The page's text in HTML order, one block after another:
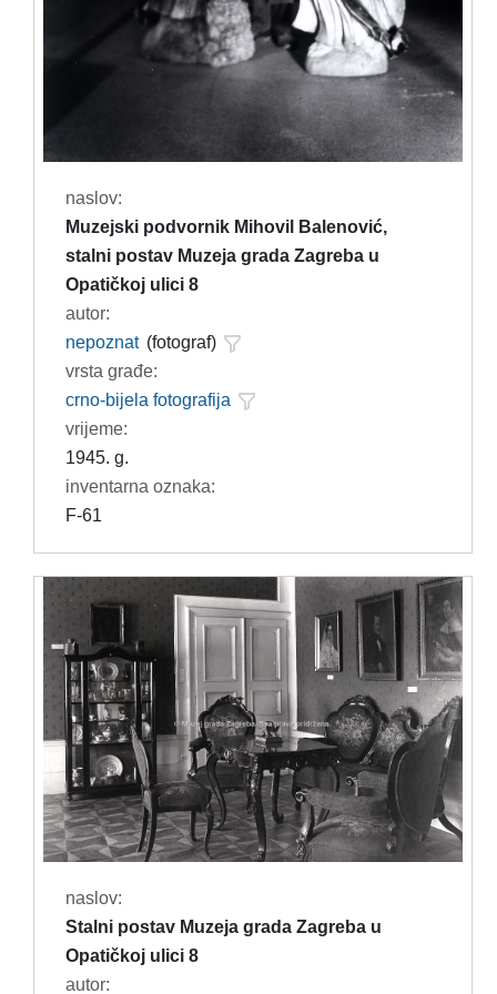
naslov:
Muzejski podvornik Mihovil Balenović,
stalni postav Muzeja grada Zagreba u
Opatičkoj ulici 8
autor:
nepoznat (fotograf)
vrsta građe:
crno-bijela fotografija
vrijeme:
1945. g.
inventarna oznaka:
F-61
naslov:
Stalni postav Muzeja grada Zagreba u
Opatičkoj ulici 8
autor: